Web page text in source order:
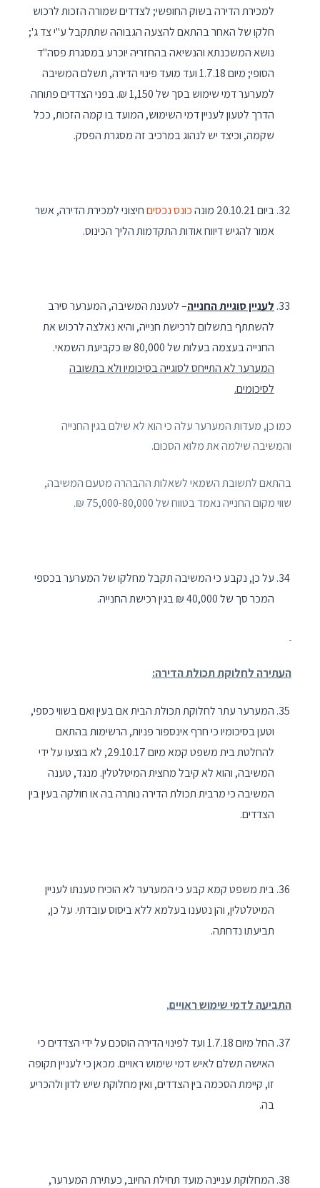
למכירת הדירה בשוק החופשי; לצדדים שמורה הזכות לרכוש
חלקו של האחר בהתאם להצעה הגבוהה שתתקבל ע"י צד ג';
נושא המשכנתא והנשיאה בהחזריה יוכרע במסגרת פסה"ד
הסופי; מיום 1.7.18 ועד מועד פינוי הדירה, תשלם המשיבה
למערער דמי שימוש בסך של 1,150 ₪. בפני הצדדים פתוחה
הדרך לטעון לעניין דמי השימוש, המועד בו קמה הזכות, ככל
שקמה, וכיצד יש לנהוג במרכיב זה מסגרת הפסק.
ביום 20.10.21 מונה כונס נכסיםחיצוני למכירת הדירה, אשר
אמור להגיש דיווח אודות התקדמות הליך הכינוס.
לעניין סוגיית החנייה– לטענת המשיבה, המערער סירב
להשתתף בתשלום לרכישת חנייה, והיא נאלצה לרכוש את
החנייה בעצמה בעלות של 80,000 ₪ כקביעת השמאי.
המערער לא התייחס לסוגייה בסיכומיו ולא בתשובה
לסיכומים.
כמו כן, מעדות המערער עלה כי הוא לא שילם בגין החנייה
והמשיבה שילמה את מלוא הסכום.
בהתאם לתשובת השמאי לשאלות ההבהרה מטעם המשיבה,
שווי מקום החנייה נאמד בטווח של 75,000-80,000 ₪.
על כן, נקבע כי המשיבה תקבל מחלקו של המערער בכספי
המכר סך של 40,000 ₪ בגין רכישת החנייה.
העתירה לחלוקת תכולת הדירה:
המערער עתר לחלוקת תכולת הבית אם בעין ואם בשווי כספי,
וטען בסיכומיו כי חרף אינספור פניות, הרשימות בהתאם
להחלטת בית משפט קמא מיום 29.10.17, לא בוצעו על ידי
המשיבה, והוא לא קיבל מחצית המיטלטלין. מנגד, טענה
המשיבה כי מרבית תכולת הדירה נותרה בה או חולקה בעין בין
הצדדים.
בית משפט קמא קבע כי המערער לא הוכיח טענתו לעניין
המיטלטלין, והן נטענו בעלמא ללא ביסוס עובדתי. על כן,
תביעתו נדחתה.
התביעה לדמי שימוש ראויים,
החל מיום 1.7.18 ועד לפינוי הדירה הוסכם על ידי הצדדים כי
האישה תשלם לאיש דמי שימוש ראויים. מכאן כי לעניין תקופה
זו, קיימת הסכמה בין הצדדים, ואין מחלוקת שיש לדון ולהכריע
בה.
המחלוקת עניינה מועד תחילת החיוב, כעתירת המערער,